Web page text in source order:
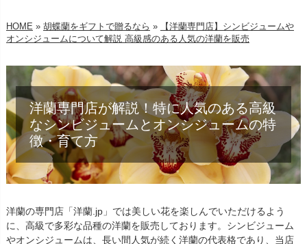
HOME » 胡蝶蘭をギフトで贈るなら »
【洋蘭専門店】シンビジュームや
オンシジュームについて解説 高級感のある人気の洋蘭を販売
洋蘭専門店が解説！特に人気のある高級
なシンビジュームとオンシジュームの特
徴・育て方
洋蘭の専門店「洋蘭.jp」では美しい花を楽しんでいただけるよう
に、高級で多彩な品種の洋蘭を販売しております。シンビジューム
やオンシジュームは、長い間人気が続く洋蘭の代表格であり、当店